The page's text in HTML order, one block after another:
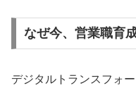
なぜ今、営業職育
デジタルトランスフォ